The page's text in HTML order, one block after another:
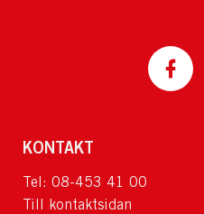
KONTAKT
Tel: 08-453 41 00
Till kontaktsidan